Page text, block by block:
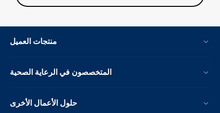
منتجات العميل
المتخصصون في الرعاية الصحية
حلول الأعمال الأخرى